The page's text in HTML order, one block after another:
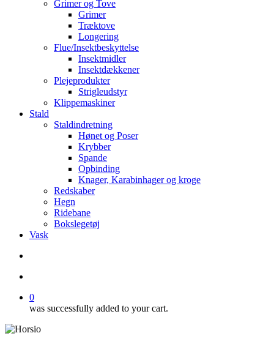
Grimer og Tove
Grimer
Træktove
Longering
Flue/Insektbeskyttelse
Insektmidler
Insektdækkener
Plejeprodukter
Strigleudstyr
Klippemaskiner
Stald
Staldindretning
Hønet og Poser
Krybber
Spande
Opbinding
Knager, Karabinhager og kroge
Redskaber
Hegn
Ridebane
Bokslegetøj
Vask
0
was successfully added to your cart.